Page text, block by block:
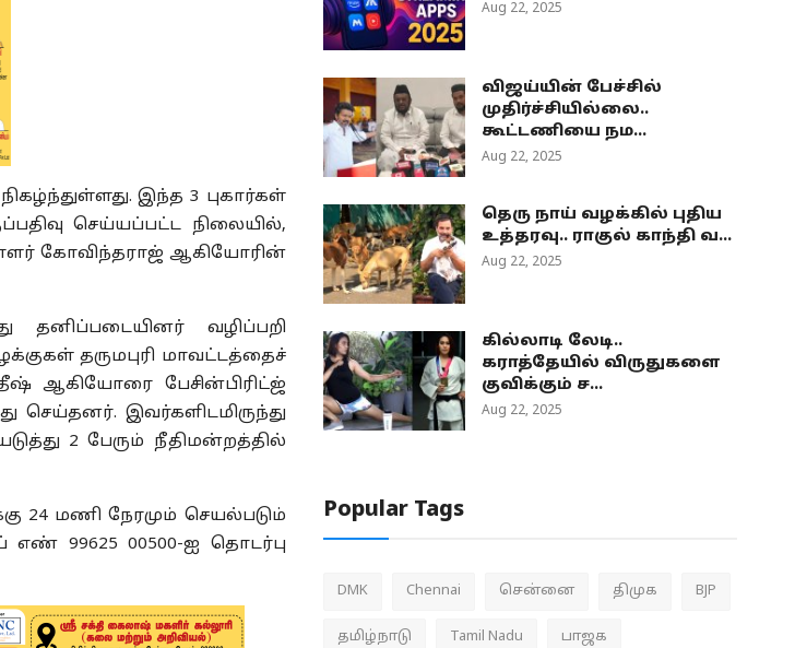
இந்த 3 புகார்கள்
செய்யப்பட்ட நிலையில்,
கோவிந்தராஜ் ஆகியோரின்
தனிப்படையினர் வழிப்பறி
தருமபுரி மாவட்டத்தைச்
ஆகியோரை பேசின்பிரிட்ஜ்
செய்தனர். இவர்களிடமிருந்து
2 பேரும் நீதிமன்றத்தில்
24 மணி நேரமும் செயல்படும்
99625 00500-ஐ தொடர்பு
Aug 22, 2025
விஜய்யின் பேச்சில்
முதிர்ச்சியில்லை..
கூட்டணியை நம...
Aug 22, 2025
தெரு நாய் வழக்கில் புதிய
உத்தரவு.. ராகுல் காந்தி வ...
Aug 22, 2025
கில்லாடி லேடி..
கராத்தேயில் விருதுகளை
குவிக்கும் ச...
Aug 22, 2025
Popular Tags
DMK Chennai சென்னை திமுக BJP
தமிழ்நாடு Tamil Nadu பாஜக